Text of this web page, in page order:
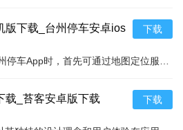
版下载_台州停车安卓ios
下载
载_苔客安卓版下载 下载